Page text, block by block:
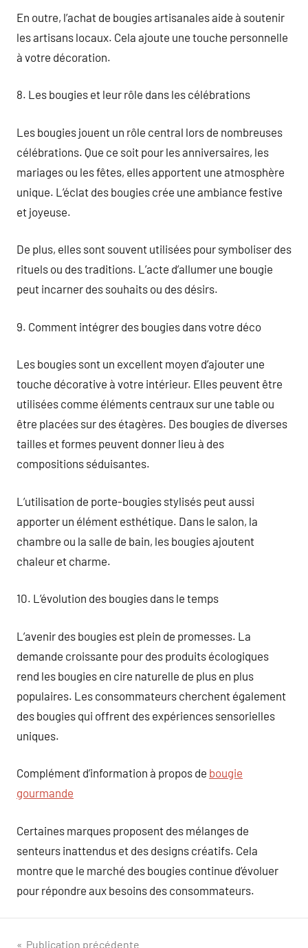
En outre, l’achat de bougies artisanales aide à soutenir
les artisans locaux. Cela ajoute une touche personnelle
à votre décoration.
8. Les bougies et leur rôle dans les célébrations
Les bougies jouent un rôle central lors de nombreuses
célébrations. Que ce soit pour les anniversaires, les
mariages ou les fêtes, elles apportent une atmosphère
unique. L’éclat des bougies crée une ambiance festive
et joyeuse.
De plus, elles sont souvent utilisées pour symboliser des
rituels ou des traditions. L’acte d’allumer une bougie
peut incarner des souhaits ou des désirs.
9. Comment intégrer des bougies dans votre déco
Les bougies sont un excellent moyen d’ajouter une
touche décorative à votre intérieur. Elles peuvent être
utilisées comme éléments centraux sur une table ou
être placées sur des étagères. Des bougies de diverses
tailles et formes peuvent donner lieu à des
compositions séduisantes.
L’utilisation de porte-bougies stylisés peut aussi
apporter un élément esthétique. Dans le salon, la
chambre ou la salle de bain, les bougies ajoutent
chaleur et charme.
10. L’évolution des bougies dans le temps
L’avenir des bougies est plein de promesses. La
demande croissante pour des produits écologiques
rend les bougies en cire naturelle de plus en plus
populaires. Les consommateurs cherchent également
des bougies qui offrent des expériences sensorielles
uniques.
Complément d’information à propos de bougie
gourmande
Certaines marques proposent des mélanges de
senteurs inattendus et des designs créatifs. Cela
montre que le marché des bougies continue d’évoluer
pour répondre aux besoins des consommateurs.
Publication précédente